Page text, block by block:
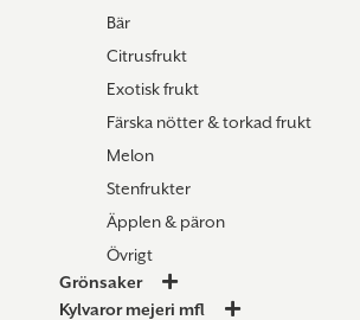
Bär
Citrusfrukt
Exotisk frukt
Färska nötter & torkad frukt
Melon
Stenfrukter
Äpplen & päron
Övrigt
Grönsaker
Kylvaror mejeri mfl